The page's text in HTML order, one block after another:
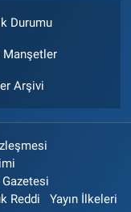
Durumu
Manşetler
Arşivi
Reddi Yayın İlkeleri